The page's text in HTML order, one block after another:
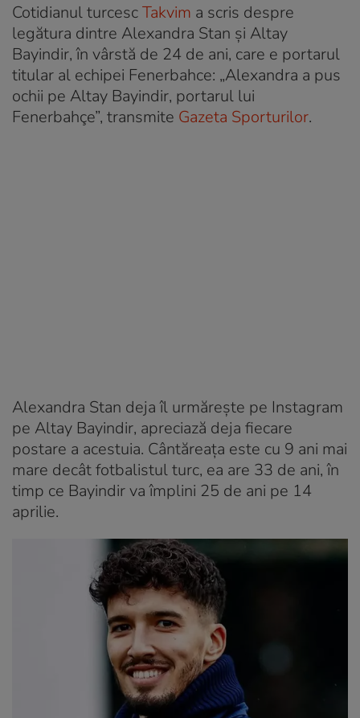
Cotidianul turcescTakvim a scris despre
legătura dintre Alexandra Stan și Altay
Bayindir, în vârstă de 24 de ani, care e portarul
titular al echipei Fenerbahce: „Alexandra a pus
ochii pe Altay Bayindir, portarul lui
Fenerbahçe”, transmite Gazeta Sporturilor.
Alexandra Stan deja îl urmărește pe Instagram
pe Altay Bayindir, apreciază deja fiecare
postare a acestuia. Cântăreața este cu 9 ani mai
mare decât fotbalistul turc, ea are 33 de ani, în
timp ce Bayindir va împlini 25 de ani pe 14
aprilie.